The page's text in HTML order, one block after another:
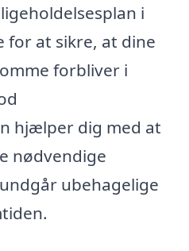
i
for at sikre, at dine
forbliver i
hjælper dig med at
nødvendige
ubehagelige